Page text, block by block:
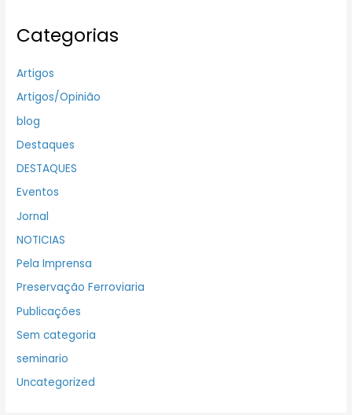
Categorias
Artigos
Artigos/Opinião
blog
Destaques
DESTAQUES
Eventos
Jornal
NOTICIAS
Pela Imprensa
Preservação Ferroviaria
Publicações
Sem categoria
seminario
Uncategorized